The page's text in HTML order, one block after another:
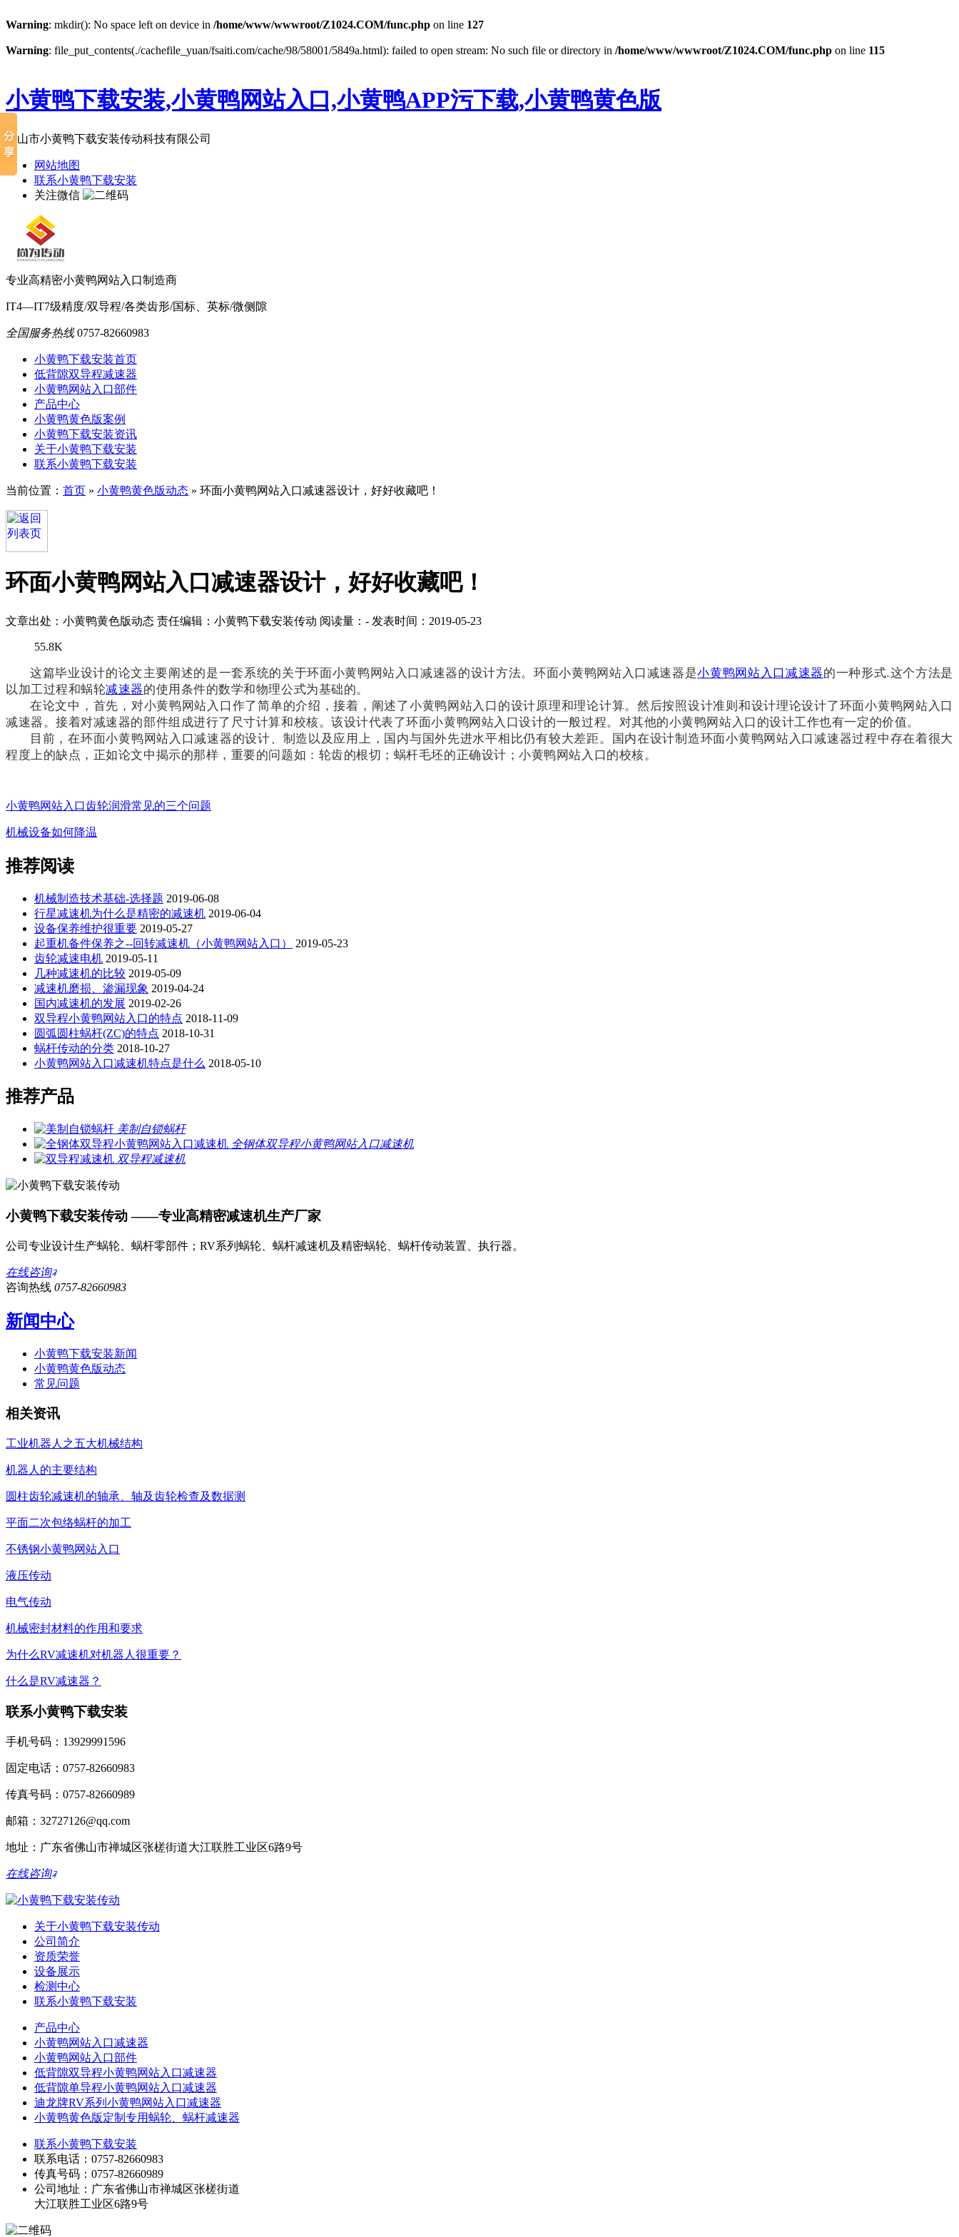
Warning: mkdir(): No space left on device in /home/www/wwwroot/Z1024.COM/func.php on line 127
Warning: file_put_contents(./cachefile_yuan/fsaiti.com/cache/98/58001/5849a.html): failed to open stream: No such file or directory in /home/www/wwwroot/Z1024.COM/func.php on line 115
小黄鸭下载安装,小黄鸭网站入口,小黄鸭APP污下载,小黄鸭黄色版
佛山市小黄鸭下载安装传动科技有限公司
网站地图
联系小黄鸭下载安装
关注微信
专业高精密小黄鸭网站入口制造商
IT4—IT7级精度/双导程/各类齿形/国标、英标/微侧隙
全国服务热线 0757-82660983
小黄鸭下载安装首页
低背隙双导程减速器
小黄鸭网站入口部件
产品中心
小黄鸭黄色版案例
小黄鸭下载安装资讯
关于小黄鸭下载安装
联系小黄鸭下载安装
当前位置： 首页 » 小黄鸭黄色版动态 » 环面小黄鸭网站入口减速器设计，好好收藏吧！
环面小黄鸭网站入口减速器设计，好好收藏吧！
文章出处：小黄鸭黄色版动态 责任编辑：小黄鸭下载安装传动 阅读量： - 发表时间：2019-05-23
55.8K
这篇毕业设计的论文主要阐述的是一套系统的关于环面小黄鸭网站入口减速器的设计方法。环面小黄鸭网站入口减速器是小黄鸭网站入口减速器的一种形式.这个方法是
以加工过程和蜗轮减速器的使用条件的数学和物理公式为基础的。
在论文中，首先，对小黄鸭网站入口作了简单的介绍，接着，阐述了小黄鸭网站入口的设计原理和理论计算。然后按照设计准则和设计理论设计了环面小黄鸭网站入口
减速器。接着对减速器的部件组成进行了尺寸计算和校核。该设计代表了环面小黄鸭网站入口设计的一般过程。对其他的小黄鸭网站入口的设计工作也有一定的价值。
目前，在环面小黄鸭网站入口减速器的设计、制造以及应用上，国内与国外先进水平相比仍有较大差距。国内在设计制造环面小黄鸭网站入口减速器过程中存在着很大
程度上的缺点，正如论文中揭示的那样，重要的问题如：轮齿的根切；蜗杆毛坯的正确设计；小黄鸭网站入口的校核。
小黄鸭网站入口齿轮润滑常见的三个问题
机械设备如何降温
推荐阅读
机械制造技术基础-选择题 2019-06-08
行星减速机为什么是精密的减速机 2019-06-04
设备保养维护很重要 2019-05-27
起重机备件保养之--回转减速机（小黄鸭网站入口）
2019-05-23
齿轮减速电机 2019-05-11
几种减速机的比较 2019-05-09
减速机磨损、渗漏现象 2019-04-24
国内减速机的发展 2019-02-26
双导程小黄鸭网站入口的特点 2018-11-09
圆弧圆柱蜗杆(ZC)的特点 2018-10-31
蜗杆传动的分类 2018-10-27
小黄鸭网站入口减速机特点是什么 2018-05-10
推荐产品
美制自锁蜗杆
全钢体双导程小黄鸭网站入口减速机
双导程减速机
小黄鸭下载安装传动 ——专业高精密减速机生产厂家
公司专业设计生产蜗轮、蜗杆零部件；RV系列蜗轮、蜗杆减速机及精密蜗轮、蜗杆传动装置、执行器。
在线咨询
咨询热线 0757-82660983
新闻中心
小黄鸭下载安装新闻
小黄鸭黄色版动态
常见问题
相关资讯
工业机器人之五大机械结构
机器人的主要结构
圆柱齿轮减速机的轴承、轴及齿轮检查及数据测
平面二次包络蜗杆的加工
不锈钢小黄鸭网站入口
液压传动
电气传动
机械密封材料的作用和要求
为什么RV减速机对机器人很重要？
什么是RV减速器？
联系小黄鸭下载安装
手机号码：13929991596
固定电话：0757-82660983
传真号码：0757-82660989
邮箱：32727126@qq.com
地址：广东省佛山市禅城区张槎街道大江联胜工业区6路9号
在线咨询
关于小黄鸭下载安装传动
公司简介
资质荣誉
设备展示
检测中心
联系小黄鸭下载安装
产品中心
小黄鸭网站入口减速器
小黄鸭网站入口部件
低背隙双导程小黄鸭网站入口减速器
低背隙单导程小黄鸭网站入口减速器
迪龙牌RV系列小黄鸭网站入口减速器
小黄鸭黄色版定制专用蜗轮、蜗杆减速器
联系小黄鸭下载安装
联系电话：0757-82660983
传真号码：0757-82660989
公司地址：广东省佛山市禅城区张槎街道
大江联胜工业区6路9号